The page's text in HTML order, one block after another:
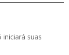
iniciará suas